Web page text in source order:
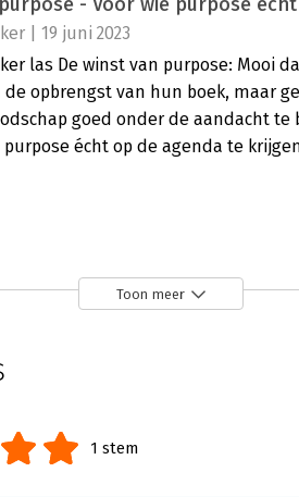
| 19 juni 2023
las De winst van purpose: Mooi
opbrengst van hun boek, maar
goed onder de aandacht
écht op de agenda te
2023
en het creëren van
en zijn mede-auteurs in ‘De
(SMS).
Toon meer
1 stem